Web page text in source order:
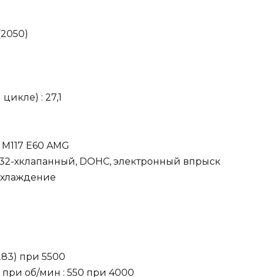
: 27,1
E60 AMG
хклапанный, DOHC, электронный впрыск
при 5500
об/мин : 550 при 4000